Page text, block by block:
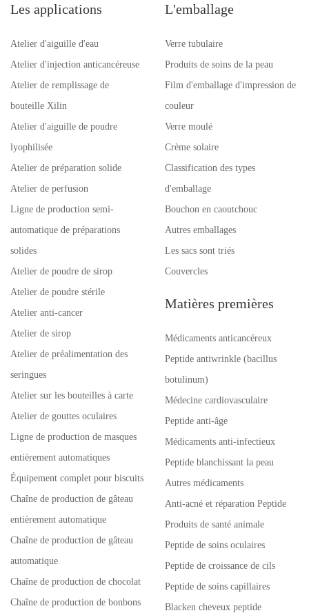
Les applications
Atelier d'aiguille d'eau
Atelier d'injection anticancéreuse
Atelier de remplissage de
bouteille Xilin
Atelier d'aiguille de poudre
lyophilisée
Atelier de préparation solide
Atelier de perfusion
Ligne de production semi-
automatique de préparations
solides
Atelier de poudre de sirop
Atelier de poudre stérile
Atelier anti-cancer
Atelier de sirop
Atelier de préalimentation des
seringues
Atelier sur les bouteilles à carte
Atelier de gouttes oculaires
Ligne de production de masques
entièrement automatiques
Équipement complet pour biscuits
Chaîne de production de gâteau
entièrement automatique
Chaîne de production de gâteau
automatique
Chaîne de production de chocolat
Chaîne de production de bonbons
L'emballage
Verre tubulaire
Produits de soins de la peau
Film d'emballage d'impression de
couleur
Verre moulé
Crème solaire
Classification des types
d'emballage
Bouchon en caoutchouc
Autres emballages
Les sacs sont triés
Couvercles
Matières premières
Médicaments anticancéreux
Peptide antiwrinkle (bacillus
botulinum)
Médecine cardiovasculaire
Peptide anti-âge
Médicaments anti-infectieux
Peptide blanchissant la peau
Autres médicaments
Anti-acné et réparation Peptide
Produits de santé animale
Peptide de soins oculaires
Peptide de croissance de cils
Peptide de soins capillaires
Blacken cheveux peptide